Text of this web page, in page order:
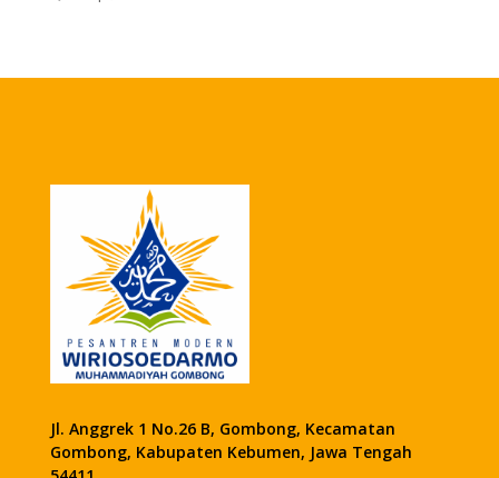
Jl. Anggrek 1 No.26 B, Gombong, Kecamatan
Gombong, Kabupaten Kebumen, Jawa Tengah